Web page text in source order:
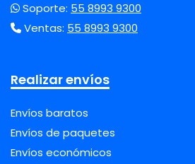
Soporte: 55 8993 9300
Ventas: 55 8993 9300
Realizar envíos
Envíos baratos
Envíos de paquetes
Envíos económicos